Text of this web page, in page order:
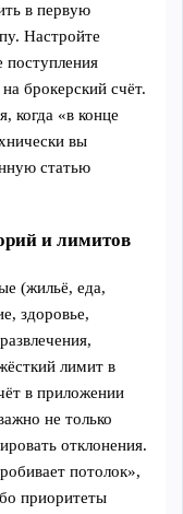
в первую
Настройте
поступления
брокерский счёт.
когда «в конце
вы
статью
и лимитов
(жильё, еда,
здоровье,
лимит в
в приложении
не только
отклонения.
потолок»,
приоритеты